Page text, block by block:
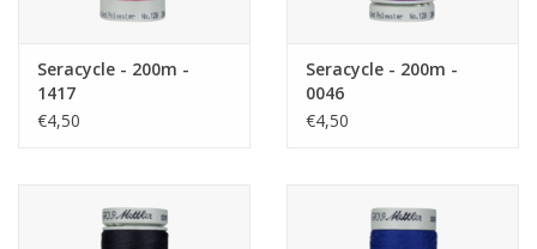
Seracycle - 200m -
1417
€4,50
Seracycle - 200m -
0046
€4,50